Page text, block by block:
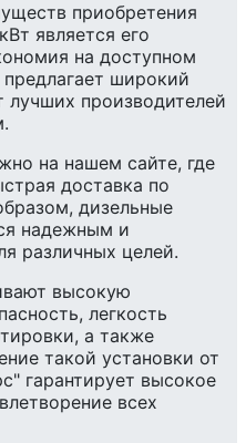
приобретения
является его
на доступном
широкий
лучших производителей
на нашем сайте, где
доставка по
дизельные
надежным и
различных целей.
высокую
легкость
а также
такой установки от
гарантирует высокое
всех